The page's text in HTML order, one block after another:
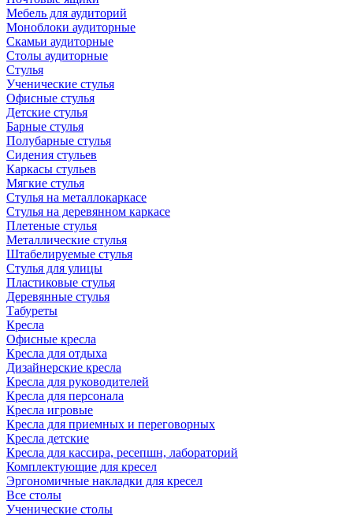
Мебель для аудиторий
Моноблоки аудиторные
Скамьи аудиторные
Столы аудиторные
Стулья
Ученические стулья
Офисные стулья
Детские стулья
Барные стулья
Полубарные стулья
Сидения стульев
Каркасы стульев
Мягкие стулья
Стулья на металлокаркасе
Стулья на деревянном каркасе
Плетеные стулья
Металлические стулья
Штабелируемые стулья
Стулья для улицы
Пластиковые стулья
Деревянные стулья
Табуреты
Кресла
Офисные кресла
Кресла для отдыха
Дизайнерские кресла
Кресла для руководителей
Кресла для персонала
Кресла игровые
Кресла для приемных и переговорных
Кресла детские
Кресла для кассира, ресепшн, лабораторий
Комплектующие для кресел
Эргономичные накладки для кресел
Все столы
Ученические столы